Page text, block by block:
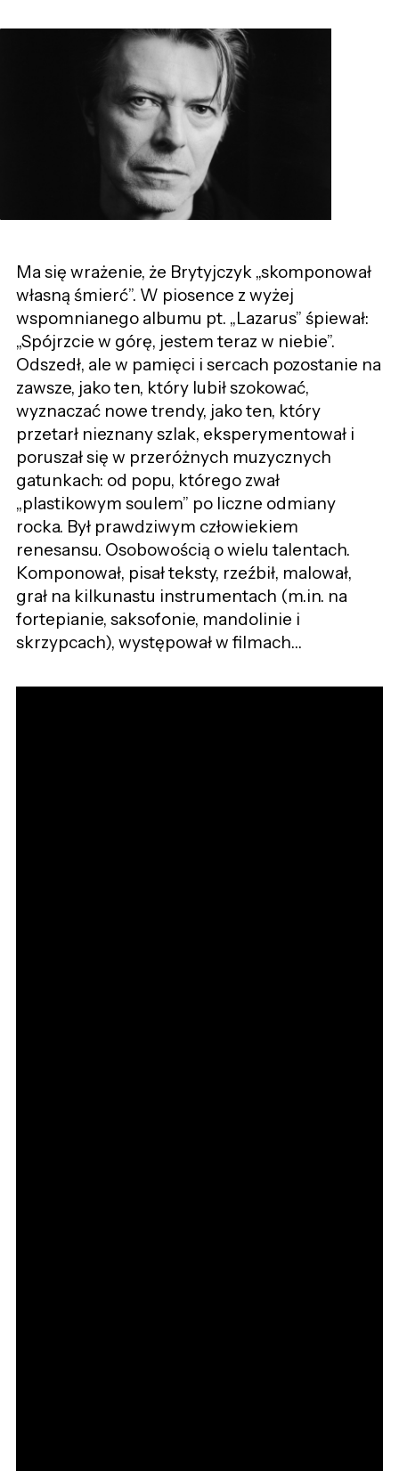
Ma się wrażenie, że Brytyjczyk „skomponował
własną śmierć”. W piosence z wyżej
wspomnianego albumu pt. „Lazarus” śpiewał:
„Spójrzcie w górę, jestem teraz w niebie”.
Odszedł, ale w pamięci i sercach pozostanie na
zawsze, jako ten, który lubił szokować,
wyznaczać nowe trendy, jako ten, który
przetarł nieznany szlak, eksperymentował i
poruszał się w przeróżnych muzycznych
gatunkach: od popu, którego zwał
„plastikowym soulem” po liczne odmiany
rocka. Był prawdziwym człowiekiem
renesansu. Osobowością o wielu talentach.
Komponował, pisał teksty, rzeźbił, malował,
grał na kilkunastu instrumentach (m.in. na
fortepianie, saksofonie, mandolinie i
skrzypcach), występował w filmach…